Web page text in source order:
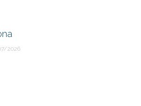
2026